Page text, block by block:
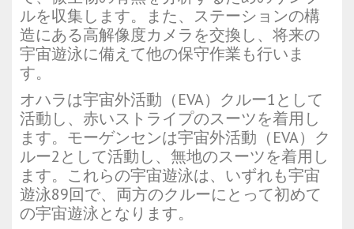
ルを収集します。また、ステーションの構
造にある高解像度カメラを交換し、将来の
宇宙遊泳に備えて他の保守作業も行いま
す。
オハラは宇宙外活動（EVA）クルー1として
活動し、赤いストライプのスーツを着用し
ます。モーゲンセンは宇宙外活動（EVA）ク
ルー2として活動し、無地のスーツを着用し
ます。これらの宇宙遊泳は、いずれも宇宙
遊泳89回で、両方のクルーにとって初めて
の宇宙遊泳となります。